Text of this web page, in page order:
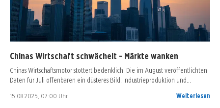
Chinas Wirtschaft schwächelt - Märkte wanken
Chinas Wirtschaftsmotor stottert bedenklich. Die im August veröffentlichten
Daten für Juli offenbaren ein düsteres Bild: Industrieproduktion und…
15.08.2025, 07:00 Uhr Weiterlesen